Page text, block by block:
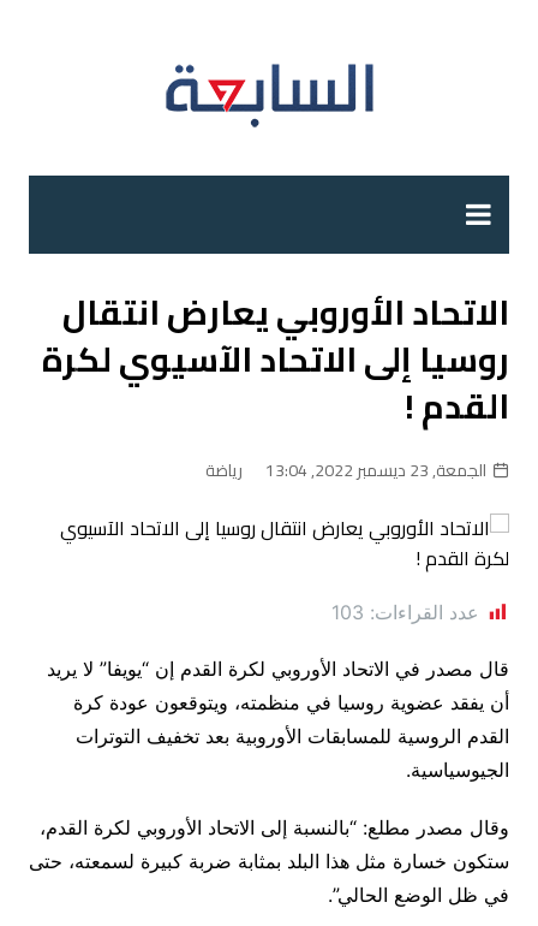
الاتحاد الأوروبي يعارض انتقال
روسيا إلى الاتحاد الآسيوي لكرة
القدم !
الجمعة, 23 ديسمبر 2022, 13:04 رياضة
عدد القراءات: 103
قال مصدر في الاتحاد الأوروبي لكرة القدم إن “يويفا” لا يريد
أن يفقد عضوية روسيا في منظمته، ويتوقعون عودة كرة
القدم الروسية للمسابقات الأوروبية بعد تخفيف التوترات
الجيوسياسية.
وقال مصدر مطلع: “بالنسبة إلى الاتحاد الأوروبي لكرة القدم،
ستكون خسارة مثل هذا البلد بمثابة ضربة كبيرة لسمعته، حتى
في ظل الوضع الحالي”.